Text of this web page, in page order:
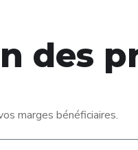
des
marges bénéficiaires.